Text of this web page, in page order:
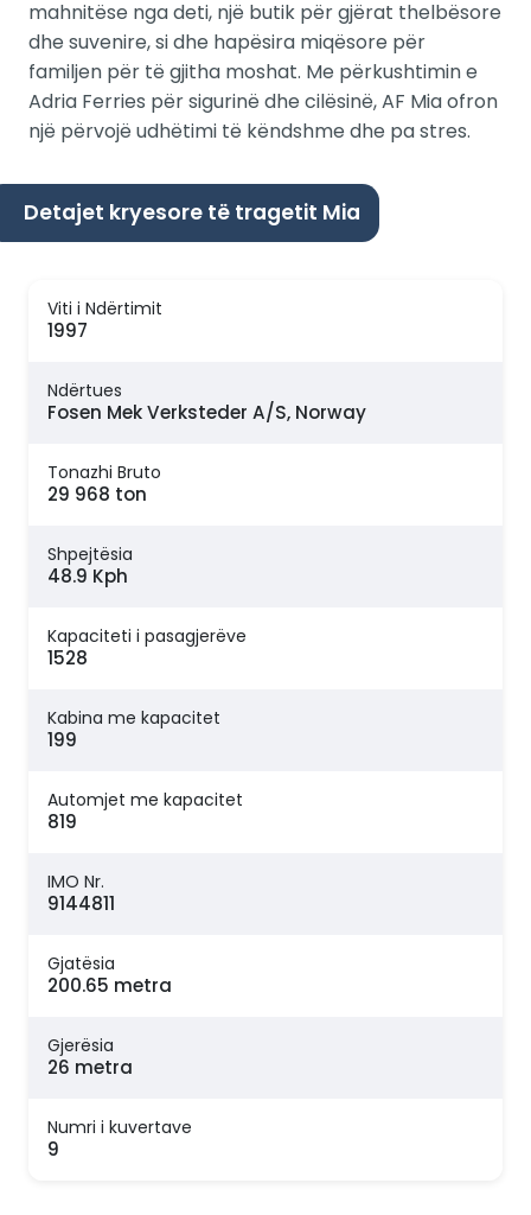
mahnitëse nga deti, një butik për gjërat thelbësore
dhe suvenire, si dhe hapësira miqësore për
familjen për të gjitha moshat. Me përkushtimin e
Adria Ferries për sigurinë dhe cilësinë, AF Mia ofron
një përvojë udhëtimi të këndshme dhe pa stres.
Detajet kryesore të tragetit Mia
Viti i Ndërtimit
1997
Ndërtues
Fosen Mek Verksteder A/S, Norway
Tonazhi Bruto
29 968 ton
Shpejtësia
48.9 Kph
Kapaciteti i pasagjerëve
1528
Kabina me kapacitet
199
Automjet me kapacitet
819
IMO Nr.
9144811
Gjatësia
200.65 metra
Gjerësia
26 metra
Numri i kuvertave
9